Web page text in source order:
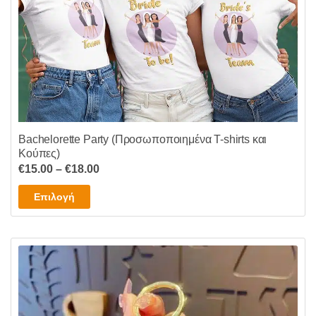
Bachelorette Party (Προσωποποιημένα T-shirts και
Κούπες)
€15.00 – €18.00Price
through
€18.00
Επιλογή
το
έχει
πολλαπλές
παραλλαγές.
Οι
επιλογές